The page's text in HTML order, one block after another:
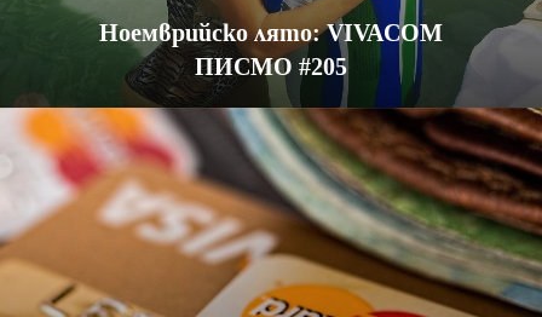
Ноемврийско лято: VIVACOM
ПИСМО #205